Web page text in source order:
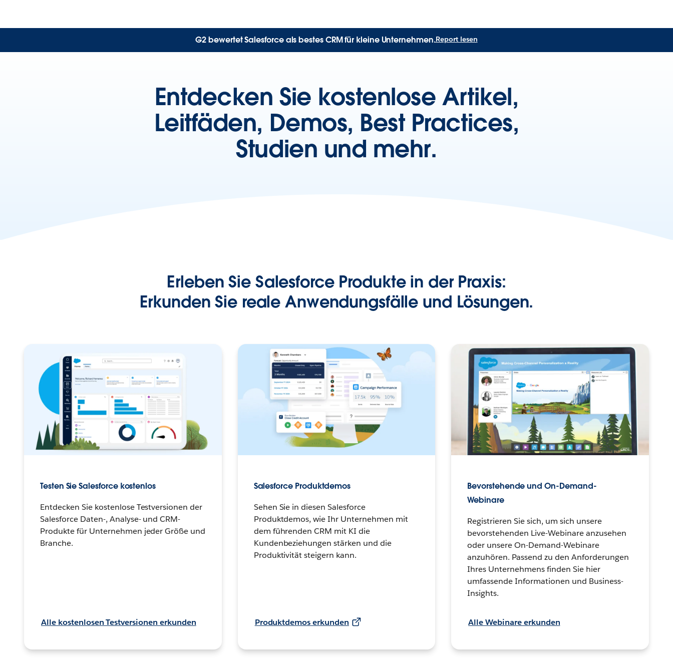
G2 bewertet Salesforce als bestes CRM für kleine Unternehmen.Report lesen
Entdecken Sie kostenlose Artikel,
Leitfäden, Demos, Best Practices,
Studien und mehr.
Erleben Sie Salesforce Produkte in der Praxis:
Erkunden Sie reale Anwendungsfälle und Lösungen.
Testen Sie Salesforce kostenlos
Entdecken Sie kostenlose Testversionen der
Salesforce Daten-, Analyse- und CRM-
Produkte für Unternehmen jeder Größe und
Branche.
Alle kostenlosen Testversionen erkunden
Salesforce Produktdemos
Sehen Sie in diesen Salesforce
Produktdemos, wie Ihr Unternehmen mit
dem führenden CRM mit KI die
Kundenbeziehungen stärken und die
Produktivität steigern kann.
Produktdemos erkunden
Bevorstehende und On-Demand-
Webinare
Registrieren Sie sich, um sich unsere
bevorstehenden Live-Webinare anzusehen
oder unsere On-Demand-Webinare
anzuhören. Passend zu den Anforderungen
Ihres Unternehmens finden Sie hier
umfassende Informationen und Business-
Insights.
Alle Webinare erkunden